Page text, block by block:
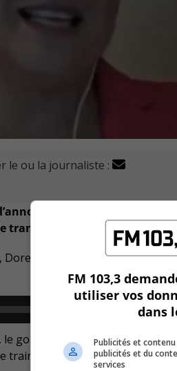
le ou la journaliste :
de Québec quant à
transport collectif électrique
Assaad indique que s’il
le gouvernement du Québec
le REM, l’autobus et le
FM 103,3
utiliser vos
dans
Publicités et
publicités et du
services